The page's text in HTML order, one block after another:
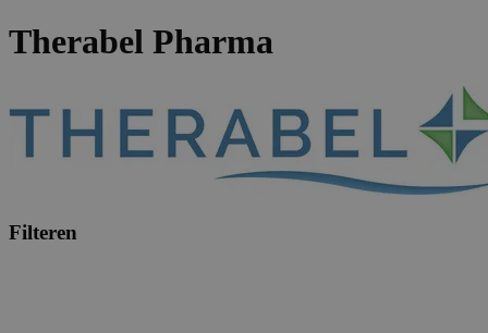
Therabel Pharma
Filteren